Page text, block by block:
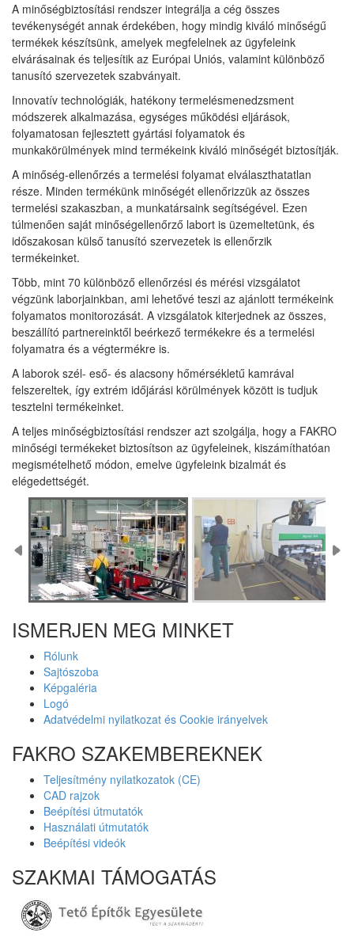
A minőségbiztosítási rendszer integrálja a cég összes
tevékenységét annak érdekében, hogy mindig kiváló minőségű
termékek készítsünk, amelyek megfelelnek az ügyfeleink
elvárásainak és teljesítik az Európai Uniós, valamint különböző
tanusító szervezetek szabványait.
Innovatív technológiák, hatékony termelésmenedzsment
módszerek alkalmazása, egységes működési eljárások,
folyamatosan fejlesztett gyártási folyamatok és
munkakörülmények mind termékeink kiváló minőségét biztosítják.
A minőség-ellenőrzés a termelési folyamat elválaszthatatlan
része. Minden termékünk minőségét ellenőrizzük az összes
termelési szakaszban, a munkatársaink segítségével. Ezen
túlmenően saját minőségellenőrző labort is üzemeltetünk, és
időszakosan külső tanusító szervezetek is ellenőrzik
termékeinket.
Több, mint 70 különböző ellenőrzési és mérési vizsgálatot
végzünk laborjainkban, ami lehetővé teszi az ajánlott termékeink
folyamatos monitorozását. A vizsgálatok kiterjednek az összes,
beszállító partnereinktől beérkező termékekre és a termelési
folyamatra és a végtermékre is.
A laborok szél- eső- és alacsony hőmérsékletű kamrával
felszereltek, így extrém időjárási körülmények között is tudjuk
tesztelni termékeinket.
A teljes minőségbiztosítási rendszer azt szolgálja, hogy a FAKRO
minőségi termékeket biztosítson az ügyfeleinek, kiszámíthatóan
megismételhető módon, emelve ügyfeleink bizalmát és
elégedettségét.
ISMERJEN MEG MINKET
Rólunk
Sajtószoba
Képgaléria
Logó
Adatvédelmi nyilatkozat és Cookie irányelvek
FAKRO SZAKEMBEREKNEK
Teljesítmény nyilatkozatok (CE)
CAD rajzok
Beépítési útmutatók
Használati útmutatók
Beépítési videók
SZAKMAI TÁMOGATÁS